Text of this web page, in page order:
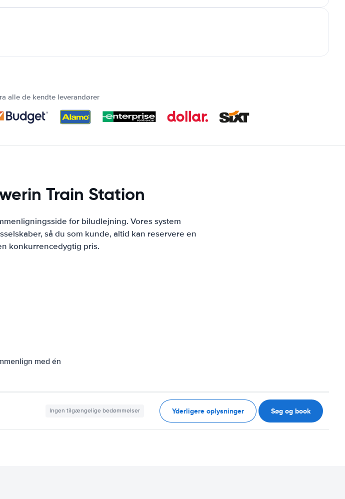
alle de kendte leverandører
Train Station
for biludlejning. Vores system
så du som kunde, altid kan reservere en
konkurrencedygtig pris.
med én
Ingen tilgængelige bedømmelser Yderligere oplysninger Søg og book